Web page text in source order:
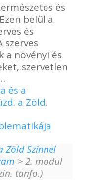
és
belül a
és
szerves
a növényi és
szervetlen
és a
a Zöld.
Zöld Színnel
> 2. modul
tanfo.)